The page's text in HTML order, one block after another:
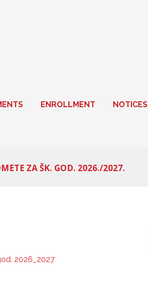
ENROLLMENT NOTICES
ZA ŠK. GOD. 2026./2027.
2026_2027